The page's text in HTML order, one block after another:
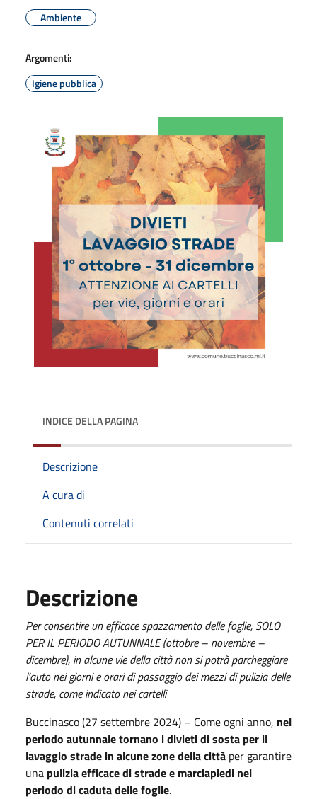
Ambiente
Argomenti:
Igiene pubblica
INDICE DELLA PAGINA
Descrizione
A cura di
Contenuti correlati
Descrizione
Per consentire un efficace spazzamento delle foglie, SOLO
PER IL PERIODO AUTUNNALE (ottobre – novembre –
dicembre), in alcune vie della città non si potrà parcheggiare
l’auto nei giorni e orari di passaggio dei mezzi di pulizia delle
strade, come indicato nei cartelli
Buccinasco (27 settembre 2024) – Come ogni anno, nel
periodo autunnale tornano i divieti di sosta per il
lavaggio strade in alcune zone della città per garantire
una pulizia efficace di strade e marciapiedi nel
periodo di caduta delle foglie.